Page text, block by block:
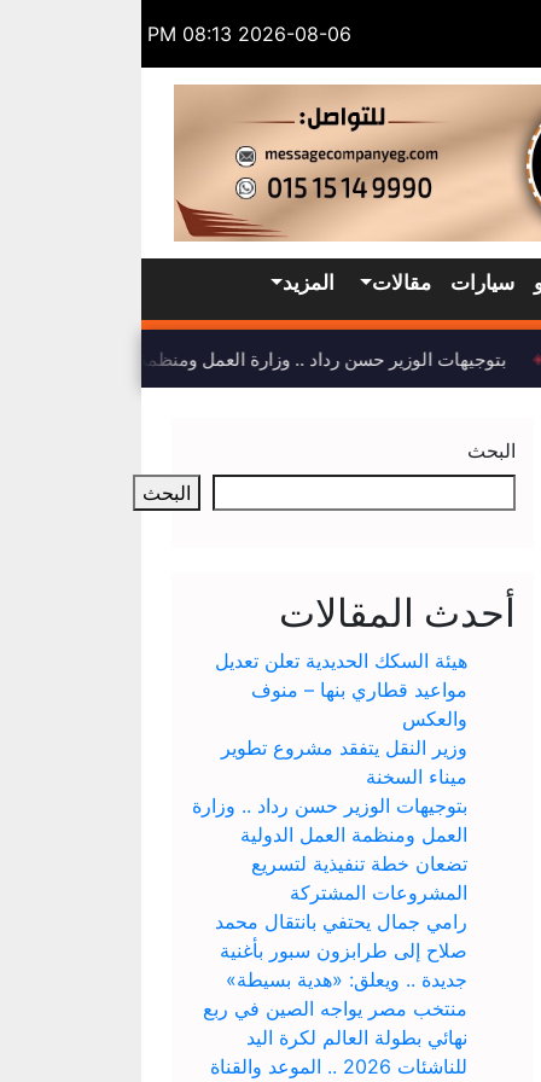
2026-08-06 08:13 PM
سيارات مقالات المزيد
بتوجيهات الوزير حسن رداد .. وزارة العمل ومنظمة العمل الدولية
البحث
البحث
أحدث المقالات
هيئة السكك الحديدية تعلن تعديل
مواعيد قطاري بنها – منوف
والعكس
وزير النقل يتفقد مشروع تطوير
ميناء السخنة
بتوجيهات الوزير حسن رداد .. وزارة
العمل ومنظمة العمل الدولية
تضعان خطة تنفيذية لتسريع
المشروعات المشتركة
رامي جمال يحتفي بانتقال محمد
صلاح إلى طرابزون سبور بأغنية
جديدة .. ويعلق: «هدية بسيطة»
منتخب مصر يواجه الصين في ربع
نهائي بطولة العالم لكرة اليد
للناشئات 2026 .. الموعد والقناة